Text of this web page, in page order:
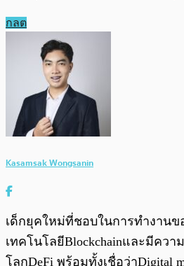
กลต
Kasamsak Wongsanin
เด็กยุคใหม่ที่ชอบในการทำงานข
เทคโนโลยีBlockchainและมีคว
โลกDeFi พร้อมทั้งเชื่อว่าDigital